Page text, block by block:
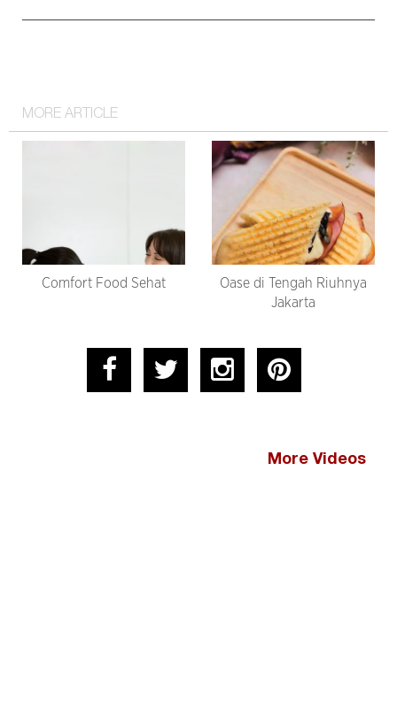
MORE ARTICLE
Comfort Food Sehat
Oase di Tengah Riuhnya
Jakarta
More Videos